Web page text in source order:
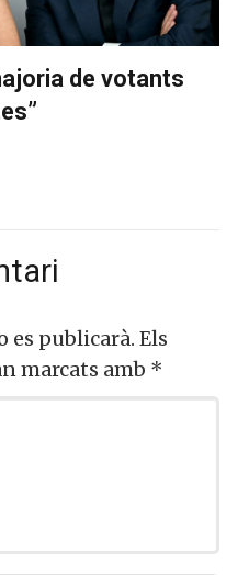
de votants
es publicarà. Els
marcats amb *